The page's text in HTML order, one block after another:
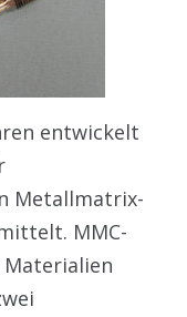
entwickelt
Metallmatrix-
MMC-